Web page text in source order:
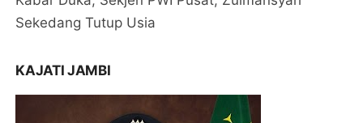
Sekedang Tutup Usia
KAJATI JAMBI